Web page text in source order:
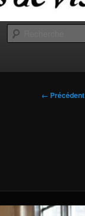
Navigation
← Précédent